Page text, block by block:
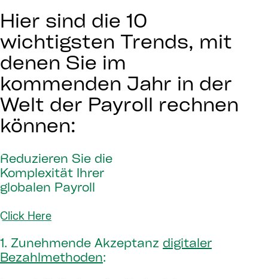
Hier sind die 10
wichtigsten Trends, mit
denen Sie im
kommenden Jahr in der
Welt der Payroll rechnen
können:
Reduzieren Sie die
Komplexität Ihrer
globalen Payroll
Click Here
1. Zunehmende Akzeptanz digitaler
Bezahlmethoden: